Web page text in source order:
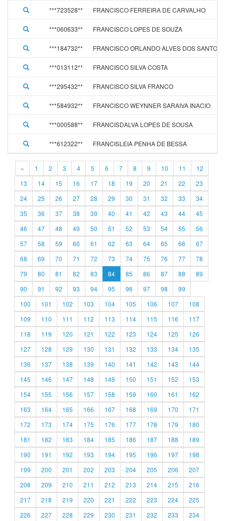
***723528** FRANCISCO FERREIRA DE CARVALHO
***060633** FRANCISCO LOPES DE SOUZA
***184732** FRANCISCO ORLANDO ALVES DOS SANTOS
***013112** FRANCISCO SILVA COSTA
***295432** FRANCISCO SILVA FRANCO
***584932** FRANCISCO WEYNNER SARAIVA INACIO
***000588** FRANCISDALVA LOPES DE SOUSA
***612322** FRANCISLEIA PENHA DE BESSA
« 1 2 3 4 5 6 7 8 9 10 11
12
13
14 15 16 17 18 19 20 21 22
23
24
25 26 27 28 29 30 31 32 33
34
35
36 37 38 39 40 41 42 43 44
45
46
47 48 49 50 51 52 53 54 55
56
57
58 59 60 61 62 63 64 65 66
67
68
69 70 71 72 73 74 75 76 77
78
79
80 81 82 83 84 85 86 87 88
89
90
91 92 93 94 95 96 97 98
99
100
101 102 103 104 105 106 107
108
109
110 111 112 113 114 115 116
117
118
119 120 121 122 123 124 125
126
127
128 129 130 131 132 133 134
135
136
137 138 139 140 141 142 143
144
145
146 147 148 149 150 151 152
153
154
155 156 157 158 159 160 161
162
163
164 165 166 167 168 169 170
171
172
173 174 175 176 177 178 179
180
181
182 183 184 185 186 187 188
189
190
191 192 193 194 195 196 197
198
199
200 201 202 203 204 205 206
207
208
209 210 211 212 213 214 215
216
217
218 219 220 221 222 223 224
225
226
227 228 229 230 231 232 233 234